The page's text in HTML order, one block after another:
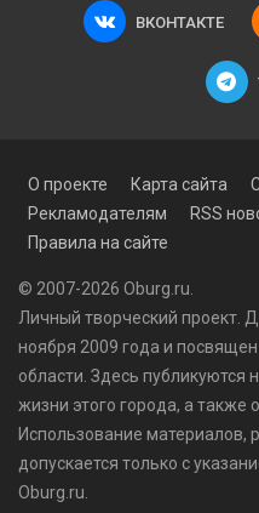
ВКОНТАКТЕ
О проекте Карта сайта
Рекламодателям
RSS
Правила на сайте
© 2007-2026 Oburg.ru.
Личный творческий проект.
ноября 2009 года и
области. Здесь публикуются
жизни этого города, а также
Использование материалов,
допускается только с
Oburg.ru.